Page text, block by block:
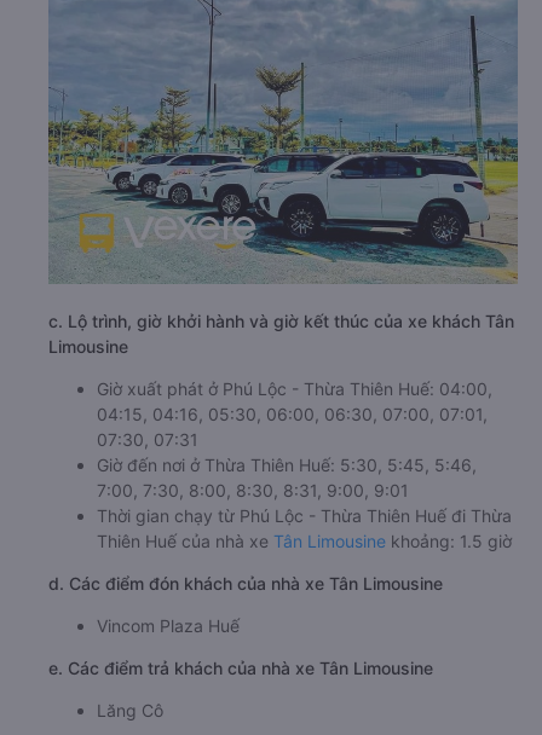
c. Lộ trình, giờ khởi hành và giờ kết thúc của xe khách Tân
Limousine
Giờ xuất phát ở Phú Lộc - Thừa Thiên Huế: 04:00,
04:15, 04:16, 05:30, 06:00, 06:30, 07:00, 07:01,
07:30, 07:31
Giờ đến nơi ở Thừa Thiên Huế: 5:30, 5:45, 5:46,
7:00, 7:30, 8:00, 8:30, 8:31, 9:00, 9:01
Thời gian chạy từ Phú Lộc - Thừa Thiên Huế đi Thừa
Thiên Huế của nhà xe Tân Limousine khoảng: 1.5 giờ
d. Các điểm đón khách của nhà xe Tân Limousine
Vincom Plaza Huế
e. Các điểm trả khách của nhà xe Tân Limousine
Lăng Cô